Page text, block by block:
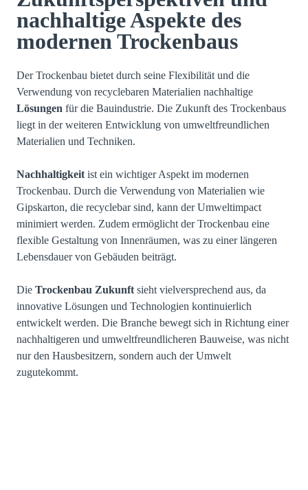
nachhaltige Aspekte des
modernen Trockenbaus
Der Trockenbau bietet durch seine Flexibilität und die
Verwendung von recyclebaren Materialien nachhaltige
Lösungen für die Bauindustrie. Die Zukunft des Trockenbaus
liegt in der weiteren Entwicklung von umweltfreundlichen
Materialien und Techniken.
Nachhaltigkeit ist ein wichtiger Aspekt im modernen
Trockenbau. Durch die Verwendung von Materialien wie
Gipskarton, die recyclebar sind, kann der Umweltimpact
minimiert werden. Zudem ermöglicht der Trockenbau eine
flexible Gestaltung von Innenräumen, was zu einer längeren
Lebensdauer von Gebäuden beiträgt.
Die Trockenbau Zukunft sieht vielversprechend aus, da
innovative Lösungen und Technologien kontinuierlich
entwickelt werden. Die Branche bewegt sich in Richtung einer
nachhaltigeren und umweltfreundlicheren Bauweise, was nicht
nur den Hausbesitzern, sondern auch der Umwelt
zugutekommt.